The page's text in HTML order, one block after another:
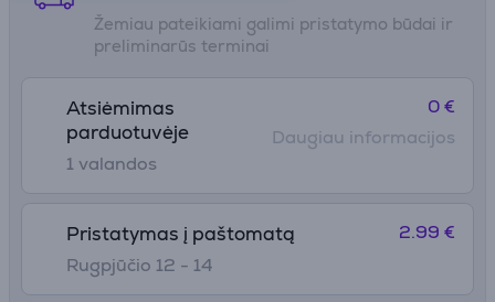
Žemiau pateikiami galimi pristatymo būdai ir
preliminarūs terminai
Atsiėmimas
parduotuvėje
1 valandos
0 €
Daugiau informacijos
Pristatymas į paštomatą
Rugpjūčio 12 - 14
2.99 €